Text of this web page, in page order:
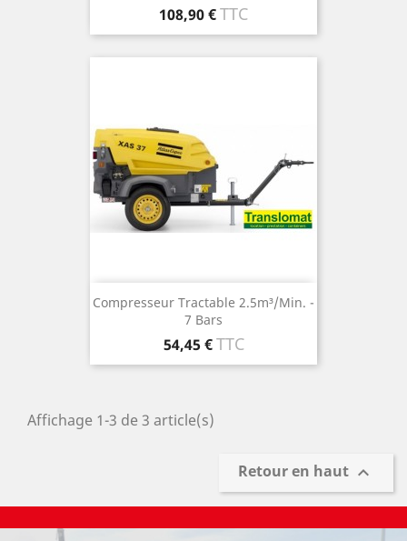
Prix
108,90 €TTC
Compresseur Tractable 2.5m³/min. -
7 Bars
Prix
54,45 € TTC
Affichage 1-3 de 3 article(s)
Retour en haut 